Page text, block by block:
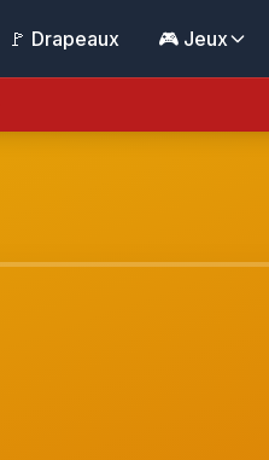
🚩 Drapeaux 🎮 Jeux